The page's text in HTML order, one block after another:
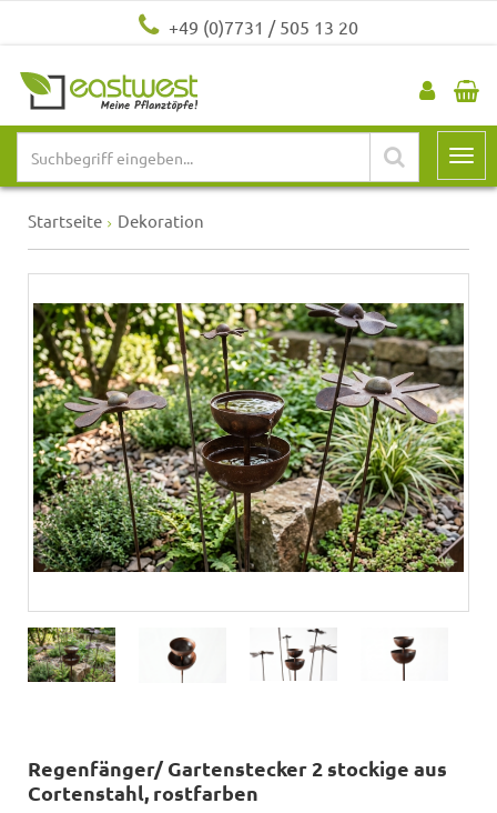
+49 (0)7731 / 505 13 20
Startseite Dekoration
Regenfänger/ Gartenstecker 2 stockige aus
Cortenstahl, rostfarben